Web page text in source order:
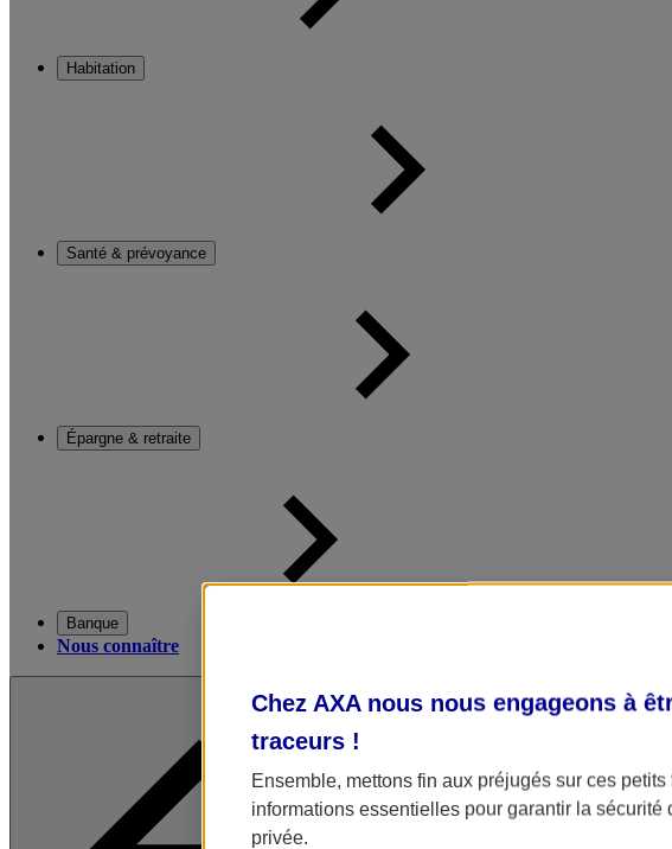
Habitation
Santé & prévoyance
Épargne & retraite
Banque
Nous connaître
Chez AXA nous nous engageons à
traceurs !
Ensemble, mettons fin aux préjugés sur ces
informations essentielles pour garantir la
privée.